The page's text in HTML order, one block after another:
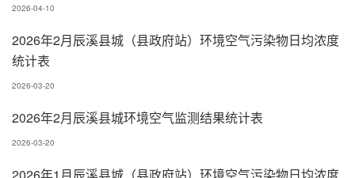
2026-04-10
2026年2月辰溪县城（县政府站）环境空气污染物日均浓度
统计表
2026-03-20
2026年2月辰溪县城环境空气监测结果统计表
2026-03-20
2026年1月辰溪县城（县政府站）环境空气污染物日均浓度